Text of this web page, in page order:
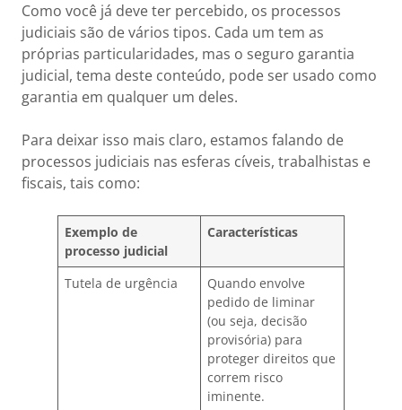
Como você já deve ter percebido, os processos
judiciais são de vários tipos. Cada um tem as
próprias particularidades, mas o seguro garantia
judicial, tema deste conteúdo, pode ser usado como
garantia em qualquer um deles.
Para deixar isso mais claro, estamos falando de
processos judiciais nas esferas cíveis, trabalhistas e
fiscais, tais como:
Exemplo de
processo judicial
Características
Tutela de urgência
Quando envolve
pedido de liminar
(ou seja, decisão
provisória) para
proteger direitos que
correm risco
iminente.